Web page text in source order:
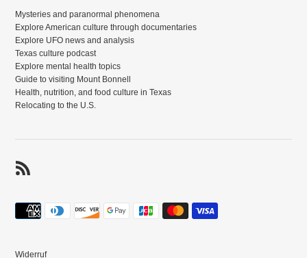
Mysteries and paranormal phenomena
Explore American culture through documentaries
Explore UFO news and analysis
Texas culture podcast
Explore mental health topics
Guide to visiting Mount Bonnell
Health, nutrition, and food culture in Texas
Relocating to the U.S.
Zahlungsmethoden
Widerruf